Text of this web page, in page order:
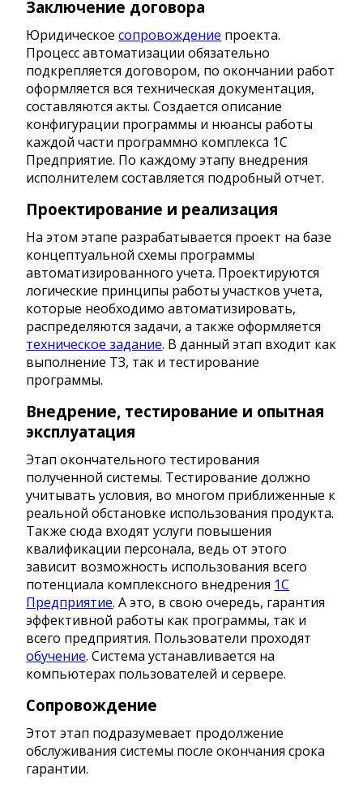
Заключение договора
Юридическоесопровождение проекта.
Процесс автоматизации обязательно
подкрепляется договором, по окончании работ
оформляется вся техническая документация,
составляются акты. Создается описание
конфигурации программы и нюансы работы
каждой части программно комплекса 1С
Предприятие. По каждому этапу внедрения
исполнителем составляется подробный отчет.
Проектирование и реализация
На этом этапе разрабатывается проект на базе
концептуальной схемы программы
автоматизированного учета. Проектируются
логические принципы работы участков учета,
которые необходимо автоматизировать,
распределяются задачи, а также оформляется
техническое задание. В данный этап входит как
выполнение ТЗ, так и тестирование
программы.
Внедрение, тестирование и опытная
эксплуатация
Этап окончательного тестирования
полученной системы. Тестирование должно
учитывать условия, во многом приближенные к
реальной обстановке использования продукта.
Также сюда входят услуги повышения
квалификации персонала, ведь от этого
зависит возможность использования всего
потенциала комплексного внедрения 1С
Предприятие. А это, в свою очередь, гарантия
эффективной работы как программы, так и
всего предприятия. Пользователи проходят
обучение. Система устанавливается на
компьютерах пользователей и сервере.
Сопровождение
Этот этап подразумевает продолжение
обслуживания системы после окончания срока
гарантии.